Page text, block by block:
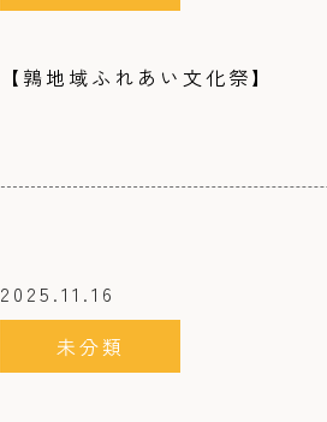
【鶉地域ふれあい文化祭】
2025.11.16
未分類